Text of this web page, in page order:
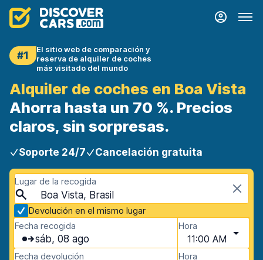
#1
El sitio web de comparación y
reserva de alquiler de coches
más visitado del mundo
Alquiler de coches en Boa Vista
Ahorra hasta un 70 %. Precios
claros, sin sorpresas.
Soporte 24/7 Cancelación gratuita
Lugar de la recogida
Boa Vista, Brasil
Devolución en el mismo lugar
Fecha recogida
sáb, 08 ago
Hora
11:00 AM
Fecha devolución Hora